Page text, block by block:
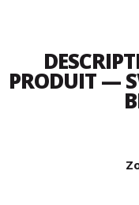
PRODUIT —